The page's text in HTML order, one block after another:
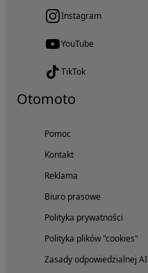
Instagram
YouTube
TikTok
Otomoto
Pomoc
Kontakt
Reklama
Biuro prasowe
Polityka prywatności
Polityka plików "cookies"
Zasady odpowiedzialnej AI